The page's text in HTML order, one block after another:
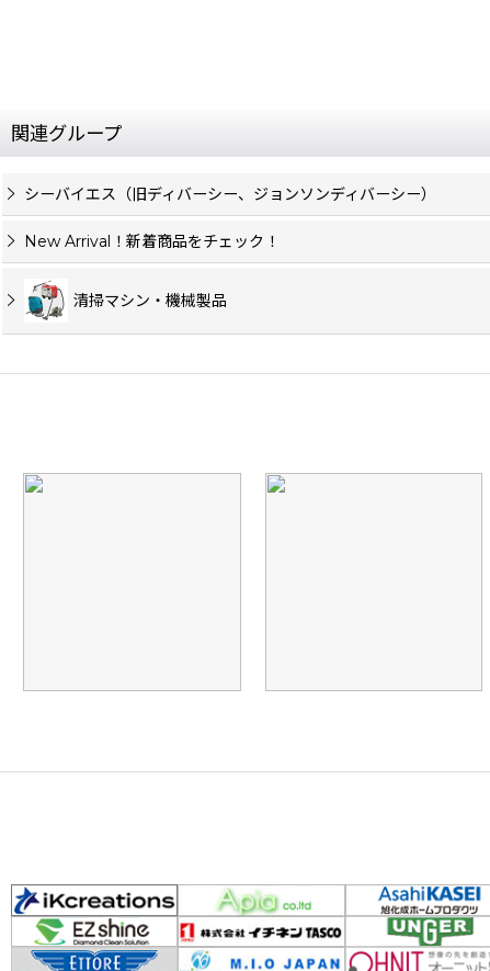
関連グループ
シーバイエス（旧ディバーシー、ジョンソンディバーシー）
New Arrival！新着商品をチェック！
清掃マシン・機械製品